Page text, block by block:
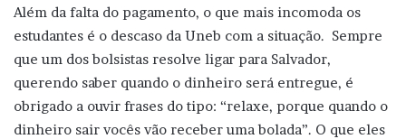
Além da falta do pagamento, o que mais incomoda os
estudantes é o descaso da Uneb com a situação. Sempre
que um dos bolsistas resolve ligar para Salvador,
querendo saber quando o dinheiro será entregue, é
obrigado a ouvir frases do tipo: “relaxe, porque quando o
dinheiro sair vocês vão receber uma bolada”. O que eles